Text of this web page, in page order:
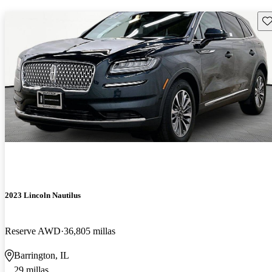
2023 Lincoln Nautilus
Reserve AWD 36,805 millas
Barrington, IL